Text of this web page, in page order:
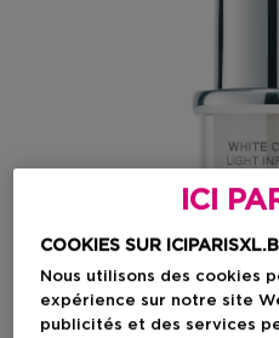
ICI
COOKIES SUR
Nous utilisons des cookies
expérience sur notre site
publicités et des services